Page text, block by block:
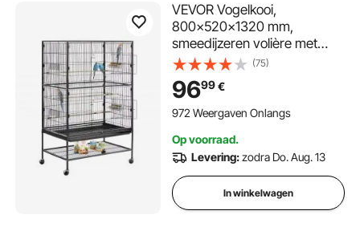
VEVOR Vogelkooi,
800x520x1320 mm,
smeedijzeren volière met
zitstokken, lade en plastic
voerbakjes, wielen,
vogelhuisje voor papegaaien,
koolmezen, valkparkieten en
(75)
9699€
972 Weergaven Onlangs
Op voorraad.
Levering:zodra Do. Aug. 13
In winkelwagen